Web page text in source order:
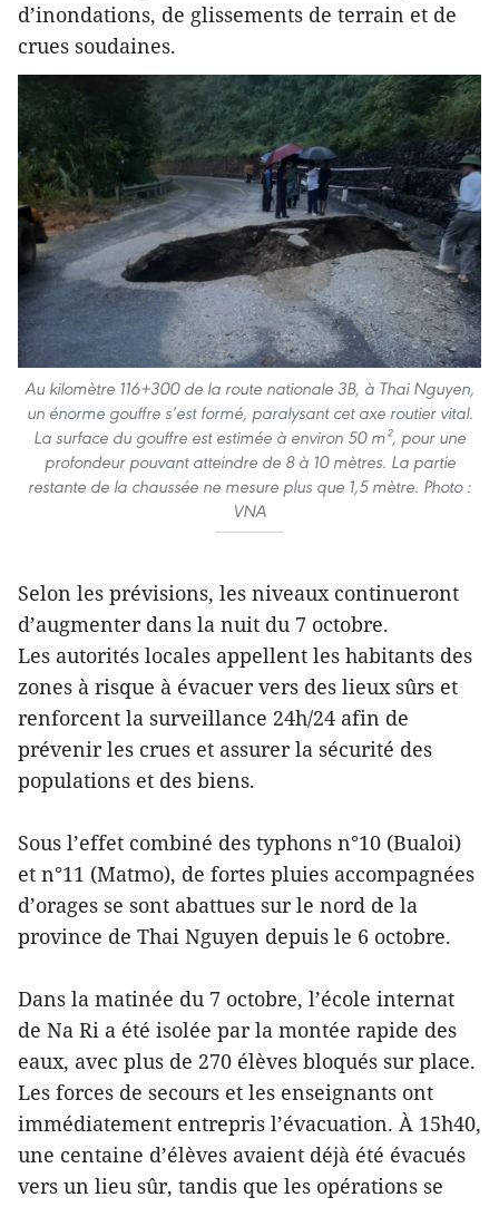
d’inondations, de glissements de terrain et de
crues soudaines.
Au kilomètre 116+300 de la route nationale 3B, à Thai Nguyen,
un énorme gouffre s’est formé, paralysant cet axe routier vital.
La surface du gouffre est estimée à environ 50 m², pour une
profondeur pouvant atteindre de 8 à 10 mètres. La partie
restante de la chaussée ne mesure plus que 1,5 mètre. Photo :
VNA
Selon les prévisions, les niveaux continueront
d’augmenter dans la nuit du 7 octobre.
Les autorités locales appellent les habitants des
zones à risque à évacuer vers des lieux sûrs et
renforcent la surveillance 24h/24 afin de
prévenir les crues et assurer la sécurité des
populations et des biens.
Sous l’effet combiné des typhons n°10 (Bualoi)
et n°11 (Matmo), de fortes pluies accompagnées
d’orages se sont abattues sur le nord de la
province de Thai Nguyen depuis le 6 octobre.
Dans la matinée du 7 octobre, l’école internat
de Na Ri a été isolée par la montée rapide des
eaux, avec plus de 270 élèves bloqués sur place.
Les forces de secours et les enseignants ont
immédiatement entrepris l’évacuation. À 15h40,
une centaine d’élèves avaient déjà été évacués
vers un lieu sûr, tandis que les opérations se